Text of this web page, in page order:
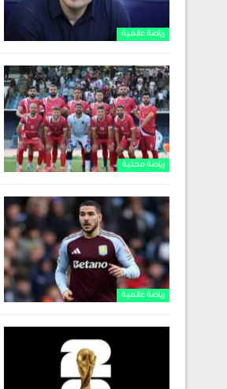
رياضة عالمية
رياضة محلية
رياضة عالمية